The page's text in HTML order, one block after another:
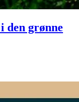
den grønne